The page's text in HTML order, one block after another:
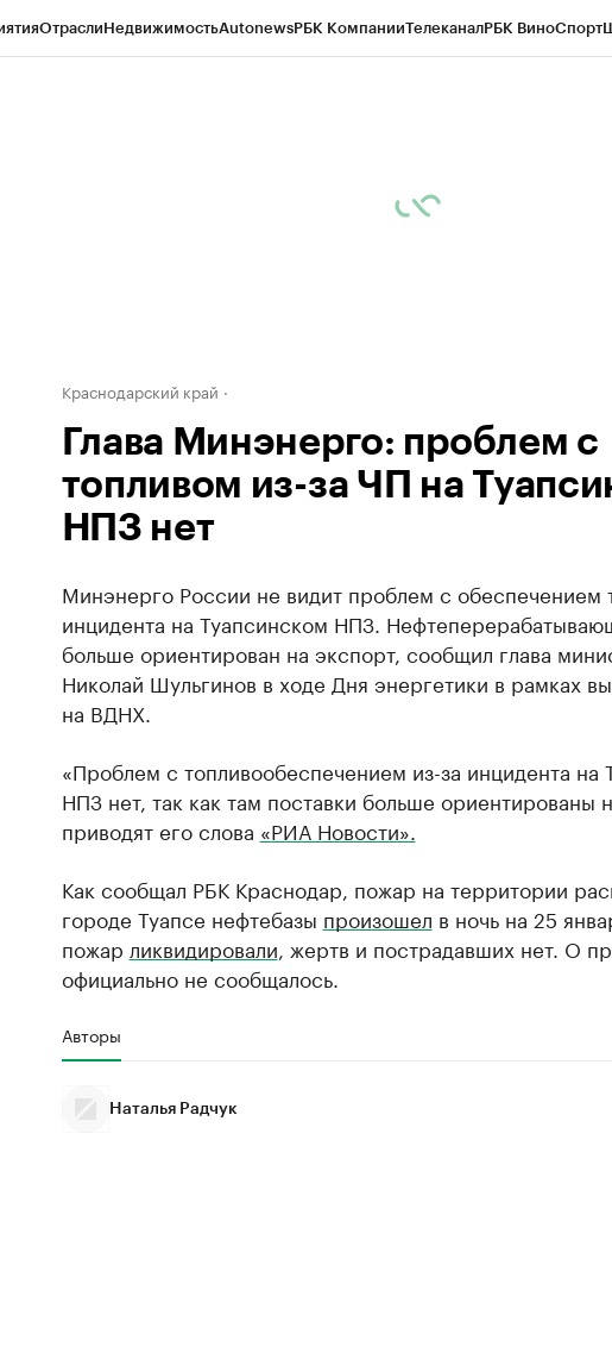
ОтраслиНедвижимостьAutonewsРБК КомпанииТелеканалРБК ВиноСпорт
Краснодарский край
Глава Минэнерго: проблем с
топливом из-за ЧП на
НПЗ нет
Минэнерго России не видит проблем с обеспечением
инцидента на Туапсинском НПЗ.
больше ориентирован на экспорт, сообщил глава
Николай Шульгинов в ходе Дня энергетики в рамках
на ВДНХ.
«Проблем с топливообеспечением из-за инцидента на
НПЗ нет, так как там поставки больше ориентированы
приводят его слова «РИА Новости».
Как сообщал РБК Краснодар, пожар на территории
городе Туапсе нефтебазы произошел в ночь на 25
пожар ликвидировали , жертв и пострадавших нет. О
официально не сообщалось.
Авторы
Наталья Радчук